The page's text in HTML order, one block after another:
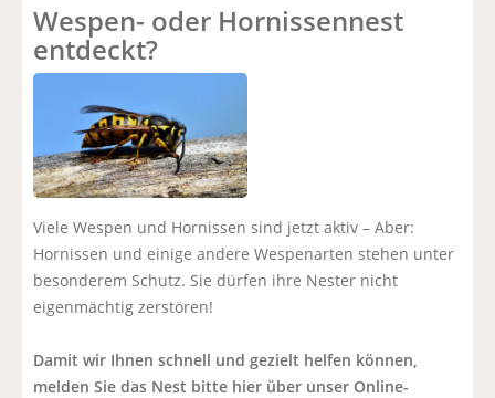
Wespen- oder Hornissennest
entdeckt?
Viele Wespen und Hornissen sind jetzt aktiv – Aber:
Hornissen und einige andere Wespenarten stehen unter
besonderem Schutz. Sie dürfen ihre Nester nicht
eigenmächtig zerstören!
Damit wir Ihnen schnell und gezielt helfen können,
melden Sie das Nest bitte hier über unser Online-